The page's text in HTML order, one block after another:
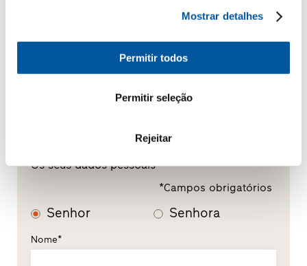
Mostrar detalhes
Permitir todos
Permitir seleção
Rejeitar
Os seus dados pessoais
*Campos obrigatórios
Senhor Senhora
Nome*